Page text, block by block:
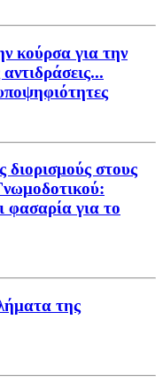
κούρσα για την
διορισμούς στους
φασαρία για το
της